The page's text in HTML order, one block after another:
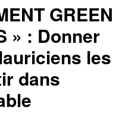
GREEN
» : Donner
les
dans